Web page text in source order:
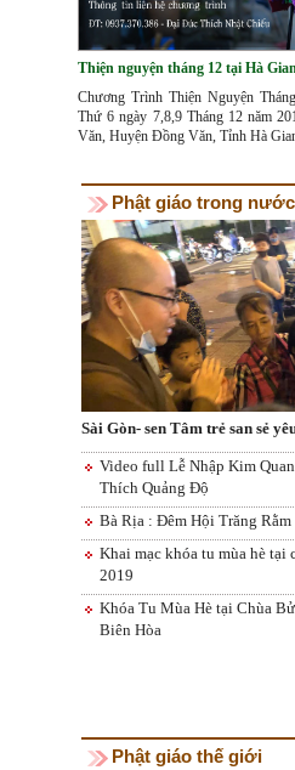
Thiện nguyện tháng 12 tại Hà
Chương Trình Thiện Nguyện
Thứ 6 ngày 7,8,9 Tháng 12 năm
Văn, Huyện Đồng Văn, Tỉnh Hà
Phật giáo trong nước
Sài Gòn- sen Tâm trẻ san sẻ
Video full Lễ Nhập Kim
Thích Quảng Độ
Bà Rịa : Đêm Hội Trăng Rằm
Khai mạc khóa tu mùa hè tại
2019
Khóa Tu Mùa Hè tại Chùa
Biên Hòa
Phật giáo thế giới